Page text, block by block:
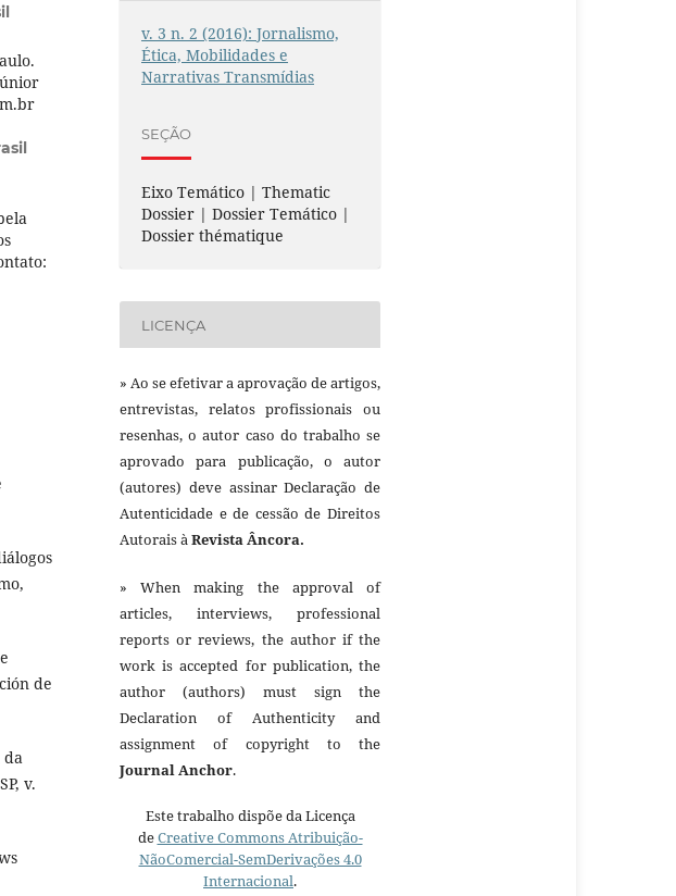
de
da
v.
v. 3 n. 2 (2016): Jornalismo,
Ética, Mobilidades e
Narrativas Transmídias
SEÇÃO
Eixo Temático | Thematic
Dossier | Dossier Temático |
Dossier thématique
LICENÇA
» Ao se efetivar a aprovação de artigos,
entrevistas, relatos profissionais ou
resenhas, o autor caso do trabalho se
aprovado para publicação, o autor
(autores) deve assinar Declaração de
Autenticidade e de cessão de Direitos
Autorais àRevista Âncora.
» When making the approval of
articles, interviews, professional
reports or reviews, the author if the
work is accepted for publication, the
author (authors) must sign the
Declaration of Authenticity and
assignment of copyright to the
Journal Anchor.
Este trabalho dispõe da Licença
deCreative Commons Atribuição-
NãoComercial-SemDerivações 4.0
Internacional.